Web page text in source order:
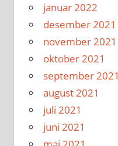
januar 2022
desember 2021
november 2021
oktober 2021
september 2021
august 2021
juli 2021
juni 2021